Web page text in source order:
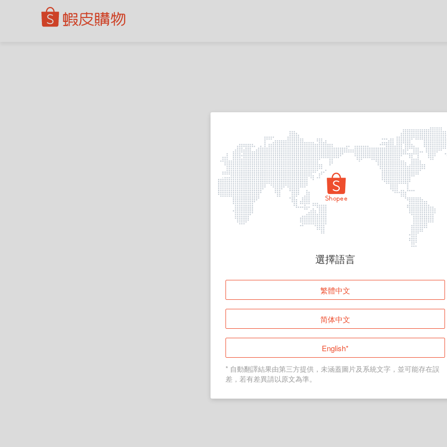
頁面無法顯示
登入
返回首頁
選擇語言
繁體中文
简体中文
English*
* 自動翻譯結果由第三方提供，未涵蓋圖片及系統文字，並可能存在誤
差，若有差異請以原文為準。